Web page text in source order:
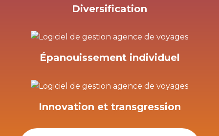
Diversification
Épanouissement individuel
Innovation et transgression